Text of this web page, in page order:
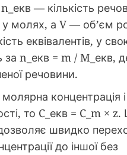
— кількість
у молях, а V — об’єм
еквівалентів, у
n_екв = m / M_екв,
речовини.
концентрація
то C_екв = C_m × z.
швидко
до іншої без